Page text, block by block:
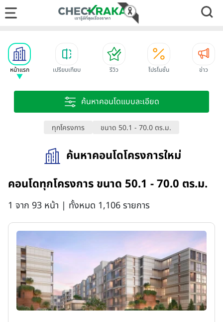
หน้าแรก เปรียบเทียบ รีวิว โปรโมชั่น ข่าว
ค้นหาคอนโดแบบละเอียด
ทุกโครงการ ขนาด 50.1 - 70.0 ตร.ม.
ค้นหาคอนโดโครงการใหม่
คอนโดทุกโครงการ ขนาด 50.1 - 70.0 ตร.ม.
1 จาก 93 หน้า | ทั้งหมด 1,106 รายการ